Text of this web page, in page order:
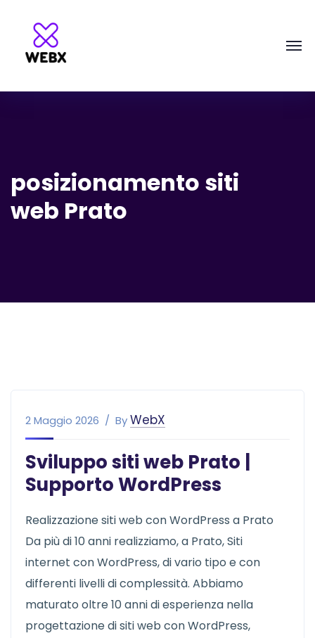
posizionamento siti
web Prato
2 Maggio 2026 ByWebX
Sviluppo siti web Prato |
Supporto WordPress
Realizzazione siti web con WordPress a Prato
Da più di 10 anni realizziamo, a Prato, Siti
internet con WordPress, di vario tipo e con
differenti livelli di complessità. Abbiamo
maturato oltre 10 anni di esperienza nella
progettazione di siti web con WordPress,